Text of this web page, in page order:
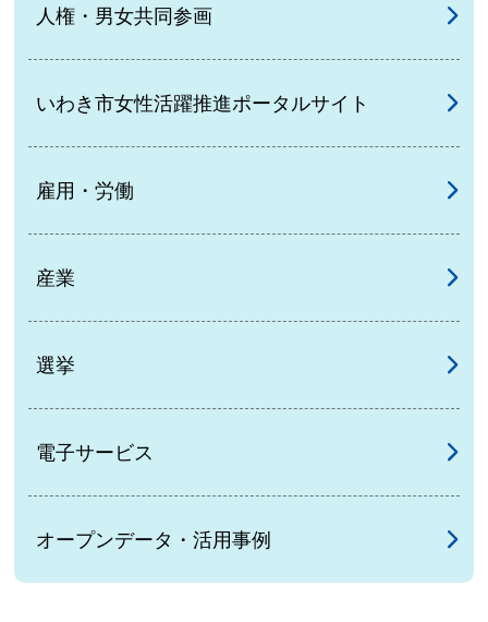
人権・男女共同参画
いわき市女性活躍推進ポータルサイト
雇用・労働
産業
選挙
電子サービス
オープンデータ・活用事例